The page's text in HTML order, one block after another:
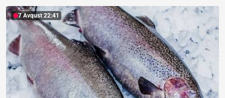
7 Avqust 22:41